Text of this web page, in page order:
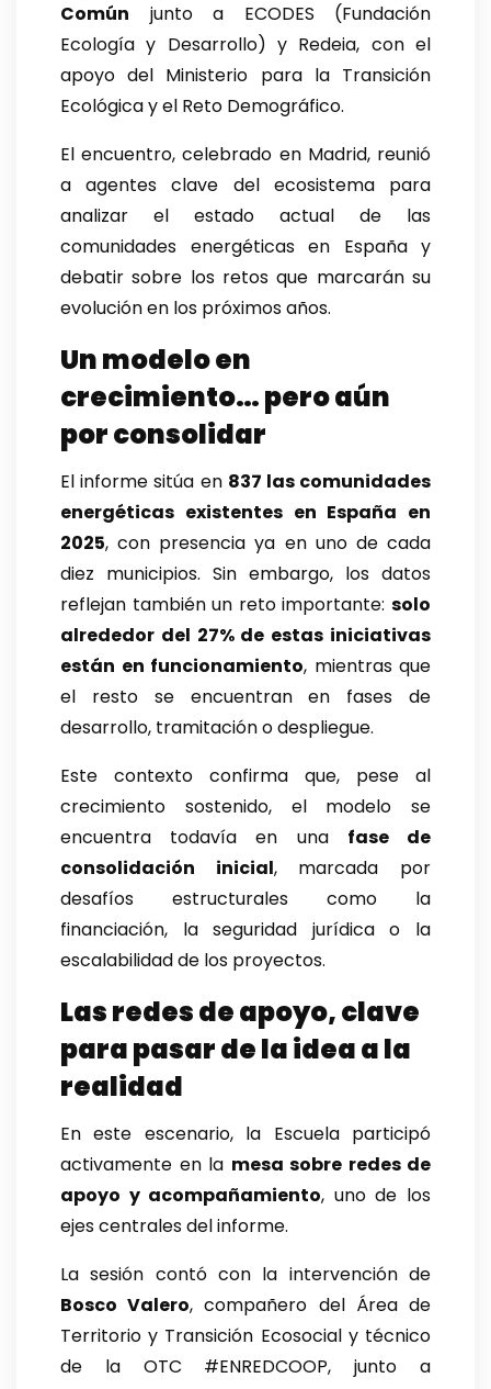
Común junto a ECODES (Fundación
Ecología y Desarrollo) y Redeia, con el
apoyo del Ministerio para la Transición
Ecológica y el Reto Demográfico.
El encuentro, celebrado en Madrid, reunió
a agentes clave del ecosistema para
analizar el estado actual de las
comunidades energéticas en España y
debatir sobre los retos que marcarán su
evolución en los próximos años.
Un modelo en
crecimiento… pero aún
por consolidar
El informe sitúa en 837 las comunidades
energéticas existentes en España en
2025, con presencia ya en uno de cada
diez municipios. Sin embargo, los datos
reflejan también un reto importante: solo
alrededor del 27% de estas iniciativas
están en funcionamiento, mientras que
el resto se encuentran en fases de
desarrollo, tramitación o despliegue.
Este contexto confirma que, pese al
crecimiento sostenido, el modelo se
encuentra todavía en una fase de
consolidación inicial, marcada por
desafíos estructurales como la
financiación, la seguridad jurídica o la
escalabilidad de los proyectos.
Las redes de apoyo, clave
para pasar de la idea a la
realidad
En este escenario, la Escuela participó
activamente en la mesa sobre redes de
apoyo y acompañamiento, uno de los
ejes centrales del informe.
La sesión contó con la intervención de
Bosco Valero, compañero del Área de
Territorio y Transición Ecosocial y técnico
de la OTC #ENREDCOOP, junto a